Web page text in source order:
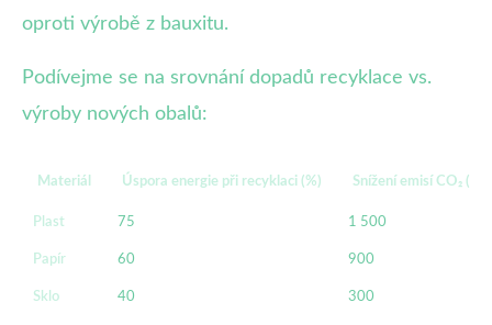
oproti výrobě z bauxitu.
Podívejme se na srovnání dopadů recyklace vs.
výroby nových obalů:
Materiál Úspora energie při recyklaci (%) Snížení emisí CO₂
Plast 75 1 500
Papír 60 900
Sklo 40 300